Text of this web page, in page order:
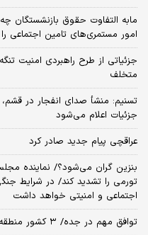
مابه التفاوت حقوق بازنشستگان
امور مستمری‌های تامین اجتماعی
متخلف
تسنیم: منشأ صدای انفجار در
جزئیات اعلام می‌شود
عراقچی پیام جدید صادر کرد
بنزین گران می‌شود؟/ نماینده
تورمی را تشدید کند/ در شرایط
اجتماعی و امنیتی خواهد داشت
توافق مهم در جده/ ۳ کشور منطقه توافقنامه نظامی امضا می‌کنند